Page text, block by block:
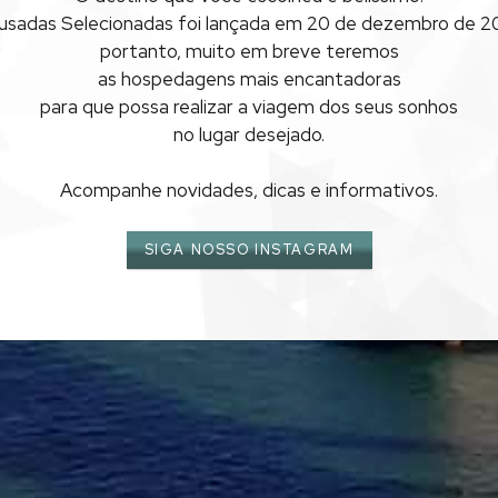
Selecionadas foi lançada em 20 de dezembro de
portanto, muito em breve teremos
as hospedagens mais encantadoras
para que possa realizara viagem dos seus sonhos
no lugar desejado.
Acompanhe novidades, dicas e informativos.
SIGA NOSSO INSTAGRAM